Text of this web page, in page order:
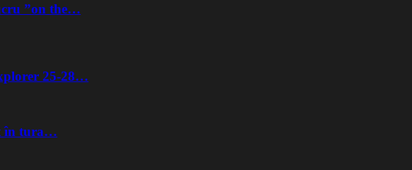
”on the…
25-28…
în tura…